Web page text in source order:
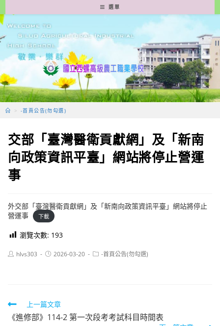
轉
至
要
容
選單
> -首頁公告(勿勾選)
交部「臺灣醫衛貢獻網」及「新南
向政策資訊平臺」網站將停止營運
事
外交部「臺灣醫衛貢獻網」及「新南向政策資訊平臺」網站將停止
營運事
下載
瀏覽次數: 193
Posthlvs303
Post2026-03-20
Post-首頁公告(勿勾選)
Read
more
上一篇文章
《進修部》114-2 第一次段考考試科目時間表